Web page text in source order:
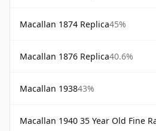
Macallan 1874 Replica45%
Macallan 1876 Replica40.6%
Macallan 193843%
Macallan 1940 35 Year Old Fine